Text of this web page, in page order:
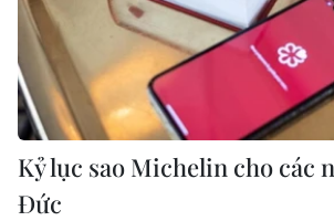
Kỷ lục sao Michelin cho các
Đức